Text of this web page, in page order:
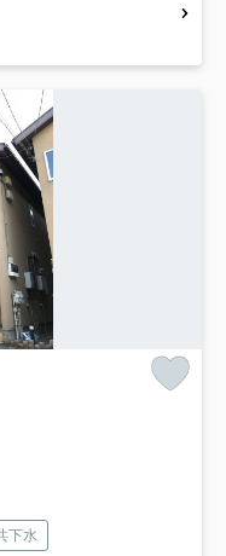
下水